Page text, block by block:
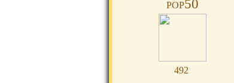
pop50
492